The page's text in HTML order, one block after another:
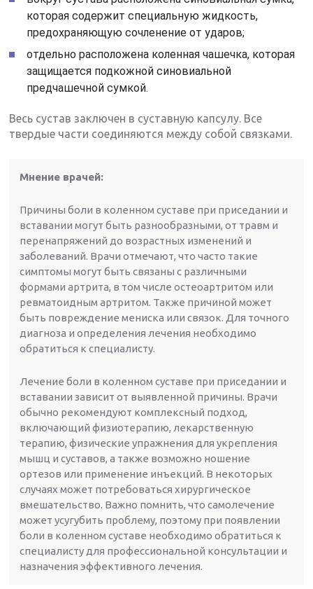
которая содержит специальную жидкость,
предохраняющую сочленение от ударов;
отдельно расположена коленная чашечка, которая
защищается подкожной синовиальной
предчашечной сумкой.
Весь сустав заключен в суставную капсулу. Все
твердые части соединяются между собой связками.
Мнение врачей:
Причины боли в коленном суставе при приседании и
вставании могут быть разнообразными, от травм и
перенапряжений до возрастных изменений и
заболеваний. Врачи отмечают, что часто такие
симптомы могут быть связаны с различными
формами артрита, в том числе остеоартритом или
ревматоидным артритом. Также причиной может
быть повреждение мениска или связок. Для точного
диагноза и определения лечения необходимо
обратиться к специалисту.
Лечение боли в коленном суставе при приседании и
вставании зависит от выявленной причины. Врачи
обычно рекомендуют комплексный подход,
включающий физиотерапию, лекарственную
терапию, физические упражнения для укрепления
мышц и суставов, а также возможно ношение
ортезов или применение инъекций. В некоторых
случаях может потребоваться хирургическое
вмешательство. Важно помнить, что самолечение
может усугубить проблему, поэтому при появлении
боли в коленном суставе необходимо обратиться к
специалисту для профессиональной консультации и
назначения эффективного лечения.